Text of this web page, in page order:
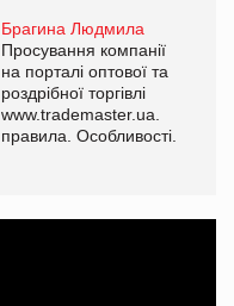
Брагина Людмила
Просування компанії
на порталі оптової та
роздрібної торгівлі
www.trademaster.ua.
правила. Особливості.